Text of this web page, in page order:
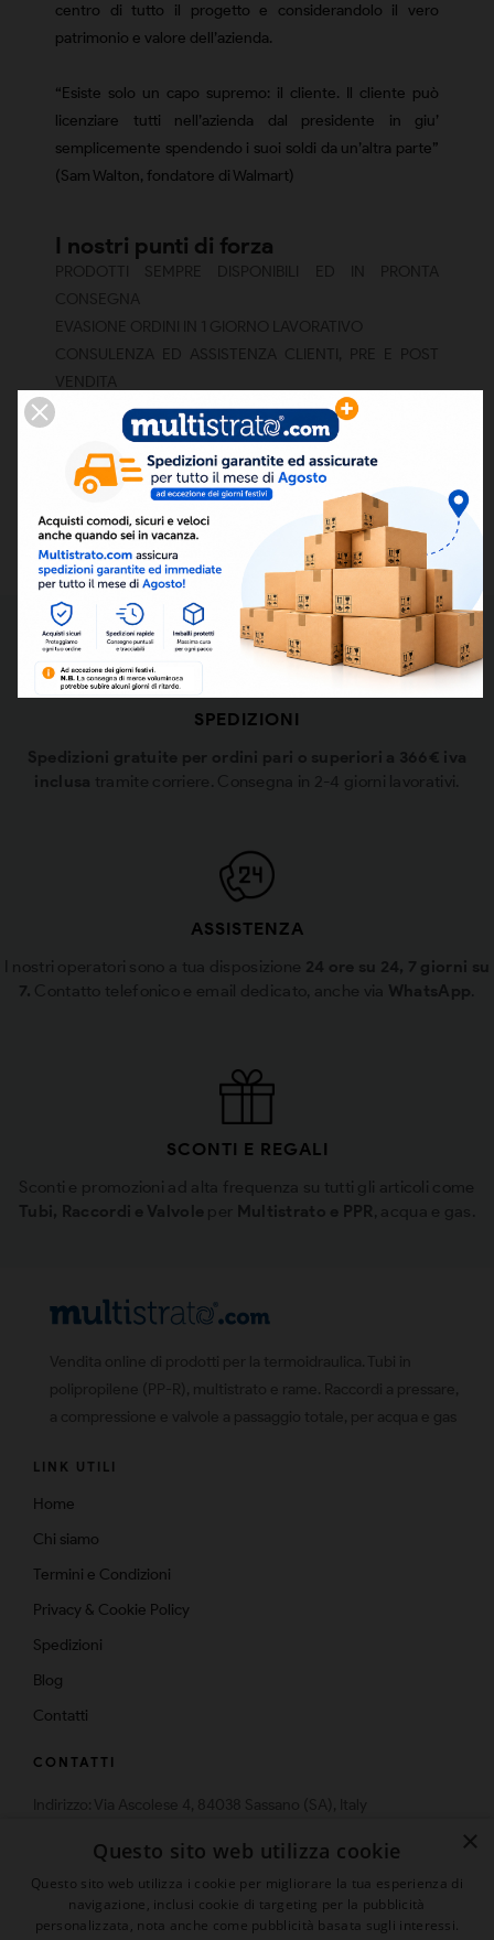
centro di tutto il progetto e considerandolo il vero
patrimonio e valore dell’azienda.
“Esiste solo un capo supremo: il cliente. Il cliente può
licenziare tutti nell’azienda dal presidente in giu’
semplicemente spendendo i suoi soldi da un’altra parte”
(Sam Walton, fondatore di Walmart)
I nostri punti di forza
SODDISFAZIONE CLIENTI CON IL 99,7% DI RECENSIONI
POSITIVE, LO 0,3% DI RECENSIONI “NEUTRE” E LO 0,0%
DI RECENSIONI NEGATIVE.
GARANZIA NEGLI ACQUISTI E PAGAMENTI
SPEDIZIONI
Spedizioni gratuite per ordini pari o superiori a 366€ iva
inclusa tramite corriere. Consegna in 2-4 giorni lavorativi.
ASSISTENZA
I nostri operatori sono a tua disposizione 24 ore su 24, 7 giorni su
7. Contatto telefonico e email dedicato, anche via WhatsApp
SCONTI E REGALI
Sconti e promozioni ad alta frequenza su tutti gli articoli come
Tubi, Raccordi e Valvole per Multistrato e PPR , acqua e gas.
LINK UTILI
Home
Chi siamo
Termini e Condizioni
Privacy & Cookie Policy
Spedizioni
Blog
Contatti
CONTATTI
Email: info@multistrato.com
×
Questo sito web utilizza cookie
Questo sito web utilizza i cookie per migliorare la tua esperienza di
navigazione, inclusi cookie di targeting per la pubblicità
personalizzata, nota anche come pubblicità basata sugli interessi.